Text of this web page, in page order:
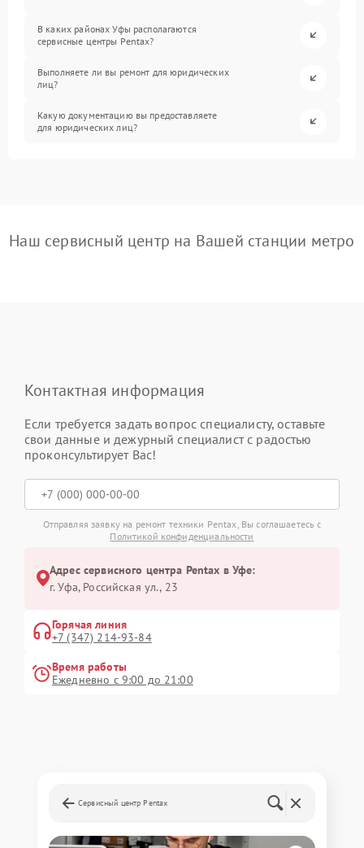
В каких районах Уфы располагаются
сервисные центры Pentax?
Выполняете ли вы ремонт для юридических
лиц?
Какую документацию вы предоставляете
для юридических лиц?
Наш сервисный центр на Вашей станции метро
Контактная информация
Если требуется задать вопрос специалисту, оставьте
свои данные и дежурный специалист с радостью
проконсультирует Вас!
Отправляя заявку на ремонт техники Pentax, Вы соглашаетесь с
Политикой конфиденциальности
Адрес сервисного центра Pentax в Уфе:
г. Уфа, Российская ул., 23
Горячая линия
+7 (347) 214-93-84
Время работы
Ежедневно с 9:00 до 21:00
Сервисный центр Pentax